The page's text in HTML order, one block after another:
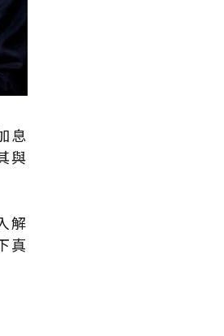
息
與
解
真